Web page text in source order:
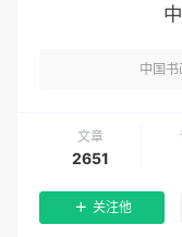
中国
文章
2651
关注他